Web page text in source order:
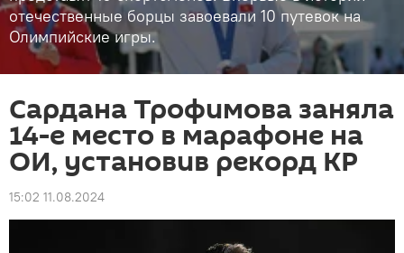
отечественные борцы завоевали 10 путевок на
Олимпийские игры.
Сардана Трофимова заняла
14-е место в марафоне на
ОИ, установив рекорд КР
15:02 11.08.2024